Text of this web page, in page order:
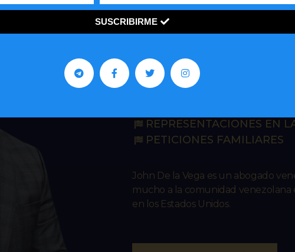
John R. De
IMMIGRATION LAW
REPRESENTACIONES EN
PETICIONES FAMILIARES
John De la Vega es un abogado
mucho a la comunidad venezolana
en los Estados Unidos.
SUSCRIBIRME